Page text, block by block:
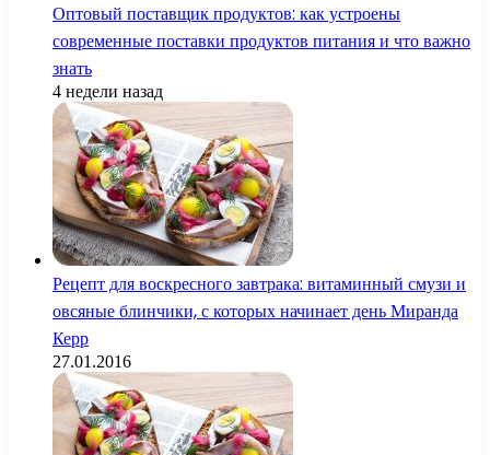
Оптовый поставщик продуктов: как устроены
современные поставки продуктов питания и что важно
знать
4 недели назад
Рецепт для воскресного завтрака: витаминный смузи и
овсяные блинчики, с которых начинает день Миранда
Керр
27.01.2016